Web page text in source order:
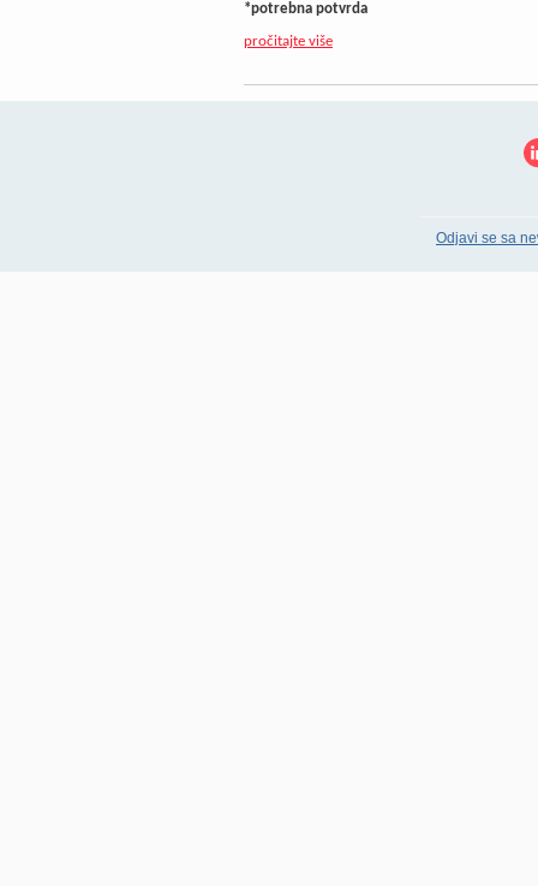
*potrebna potvrda
pročitajte više
Odjavi se sa